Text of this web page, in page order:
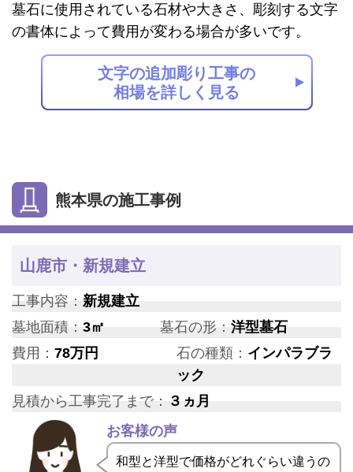
墓石に使用されている石材や大きさ、彫刻する文字
の書体によって費用が変わる場合が多いです。
文字の追加彫り工事の
相場を詳しく見る
熊本県の施工事例
山鹿市・新規建立
工事内容： 新規建立
墓地面積： 3㎡ 墓石の形：洋型墓石
費用： 78万円 石の種類： インパラブラ
ック
見積から工事完了まで： ３ヵ月
お客様の声
和型と洋型で価格がどれぐらい違うの